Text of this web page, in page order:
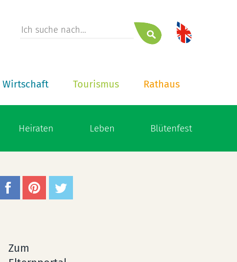
Rathaus
Tourismus
Wirtschaft
Heiraten Leben Blütenfest
Zum